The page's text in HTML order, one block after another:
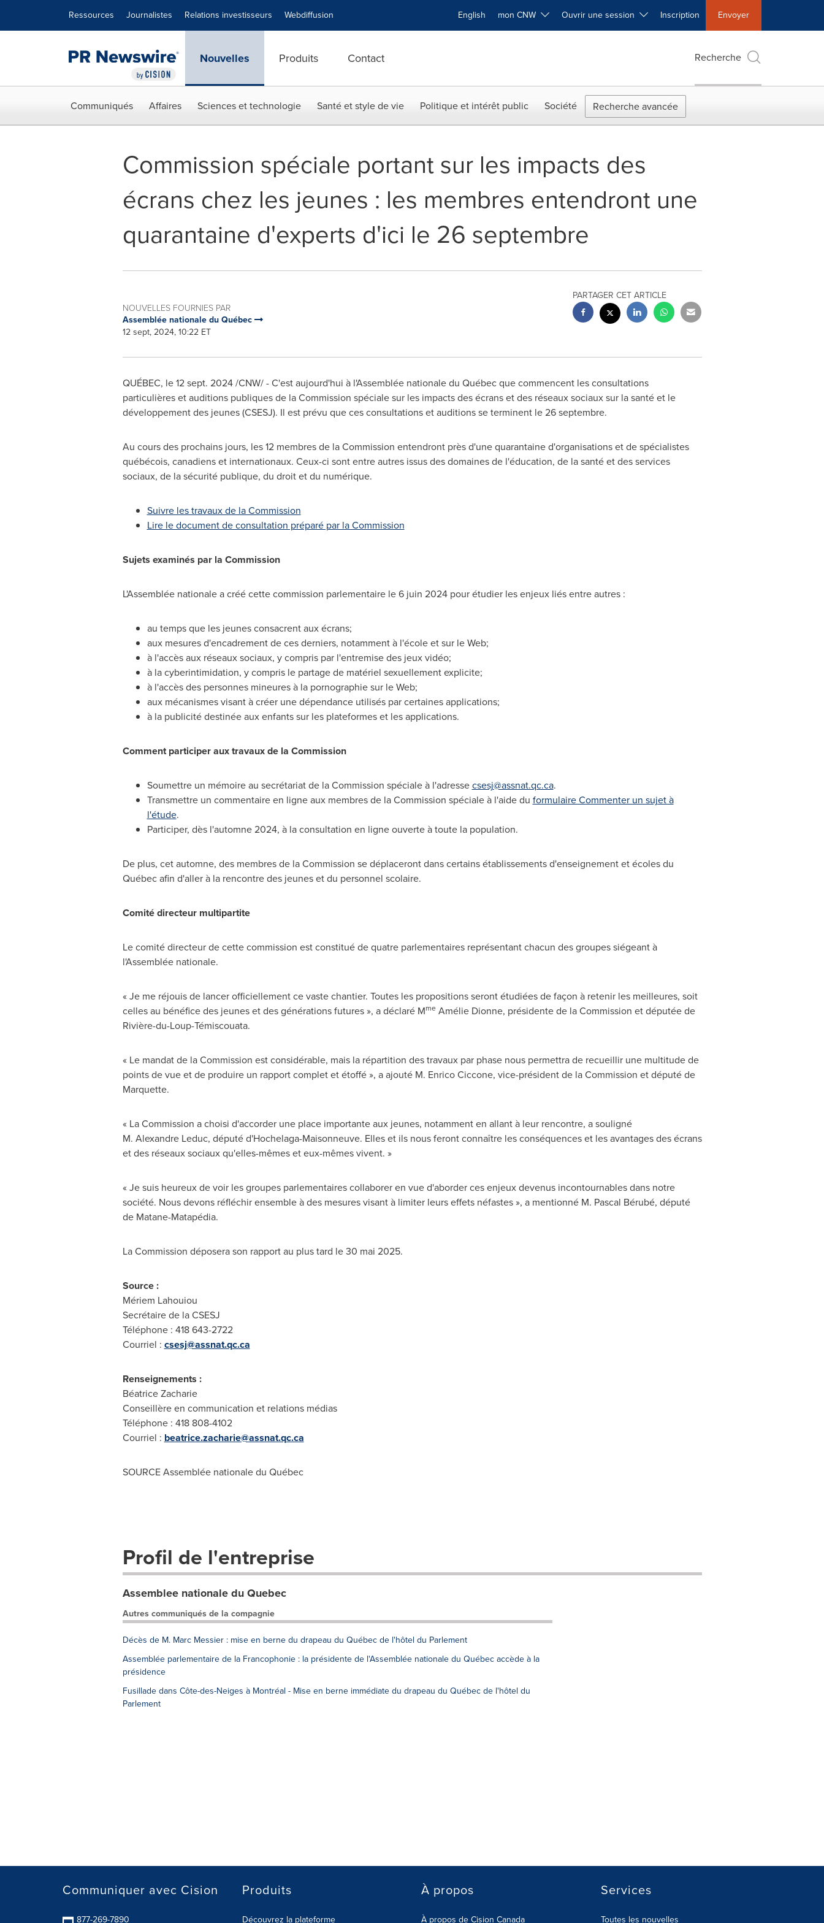
Ressources Journalistes Relations investisseurs Webdiffusion English mon CNW Ouvrir une session Inscription Envoyer
Nouvelles Produits Contact Recherche
Communiqués Affaires Sciences et technologie Santé et style de vie Politique et intérêt public Société Recherche avancée
Commission spéciale portant sur les impacts des
écrans chez les jeunes : les membres entendront une
quarantaine d'experts d'ici le 26 septembre
NOUVELLES FOURNIES PAR
Assemblée nationale du Québec
12 sept, 2024, 10:22 ET
PARTAGER CET ARTICLE
QUÉBEC, le12 sept. 2024/CNW/ - C'est aujourd'hui à l'Assemblée nationale du Québec que commencent les consultations
particulières et auditions publiques de la Commission spéciale sur les impacts des écrans et des réseaux sociaux sur la santé et le
développement des jeunes (CSESJ). Il est prévu que ces consultations et auditions se terminent le 26 septembre.
Au cours des prochains jours, les 12 membres de la Commission entendront près d'une quarantaine d'organisations et de spécialistes
québécois, canadiens et internationaux. Ceux-ci sont entre autres issus des domaines de l'éducation, de la santé et des services
sociaux, de la sécurité publique, du droit et du numérique.
Suivre les travaux de la Commission
Lire le document de consultation préparé par la Commission
Sujets examinés par la Commission
L'Assemblée nationale a créé cette commission parlementaire le 6 juin 2024 pour étudier les enjeux liés entre autres :
au temps que les jeunes consacrent aux écrans;
aux mesures d'encadrement de ces derniers, notamment à l'école et sur le Web;
à l'accès aux réseaux sociaux, y compris par l'entremise des jeux vidéo;
à la cyberintimidation, y compris le partage de matériel sexuellement explicite;
à l'accès des personnes mineures à la pornographie sur le Web;
aux mécanismes visant à créer une dépendance utilisés par certaines applications;
à la publicité destinée aux enfants sur les plateformes et les applications.
Comment participer aux travaux de la Commission
Soumettre un mémoire au secrétariat de la Commission spéciale à l'adressecsesj@assnat.qc.ca.
Transmettre un commentaire en ligne aux membres de la Commission spéciale à l'aide du formulaire Commenter un sujet à
l'étude.
Participer, dès l'automne 2024, à la consultation en ligne ouverte à toute la population.
De plus, cet automne, des membres de la Commission se déplaceront dans certains établissements d'enseignement et écoles du
Québec afin d'aller à la rencontre des jeunes et du personnel scolaire.
Comité directeur multipartite
Le comité directeur de cette commission est constitué de quatre parlementaires représentant chacun des groupes siégeant à
l'Assemblée nationale.
« Je me réjouis de lancer officiellement ce vaste chantier. Toutes les propositions seront étudiées de façon à retenir les meilleures, soit
celles au bénéfice des jeunes et des générations futures », a déclaré MmeAmélie Dionne, présidente de la Commission et députée de
Rivière-du-Loup-Témiscouata.
« Le mandat de la Commission est considérable, mais la répartition des travaux par phase nous permettra de recueillir une multitude de
points de vue et de produire un rapport complet et étoffé », a ajouté M. Enrico Ciccone, vice-président de la Commission et député de
Marquette.
« La Commission a choisi d'accorder une place importante aux jeunes, notamment en allant à leur rencontre, a souligné
M. Alexandre Leduc, député d'Hochelaga-Maisonneuve. Elles et ils nous feront connaître les conséquences et les avantages des écrans
et des réseaux sociaux qu'elles-mêmes et eux-mêmes vivent. »
« Je suis heureux de voir les groupes parlementaires collaborer en vue d'aborder ces enjeux devenus incontournables dans notre
société. Nous devons réfléchir ensemble à des mesures visant à limiter leurs effets néfastes », a mentionné M. Pascal Bérubé, député
de Matane-Matapédia.
La Commission déposera son rapport au plus tard le 30 mai 2025.
Source :
Mériem Lahouiou
Secrétaire de la CSESJ
Téléphone : 418 643-2722
Courriel : csesj@assnat.qc.ca
Renseignements :
Béatrice Zacharie
Conseillère en communication et relations médias
Téléphone : 418 808-4102
Courriel : beatrice.zacharie@assnat.qc.ca
SOURCE Assemblée nationale du Québec
Profil de l'entreprise
Assemblee nationale du Quebec
Autres communiqués de la compagnie
Décès de M. Marc Messier : mise en berne du drapeau du Québec de l'hôtel du Parlement
Assemblée parlementaire de la Francophonie : la présidente de l'Assemblée nationale du Québec accède à la
présidence
Fusillade dans Côte-des-Neiges à Montréal - Mise en berne immédiate du drapeau du Québec de l'hôtel du
Parlement
Communiquer avec Cision
877-269-7890
Produits
Découvrez la plateforme
À propos
À propos de Cision Canada
Services
Toutes les nouvelles